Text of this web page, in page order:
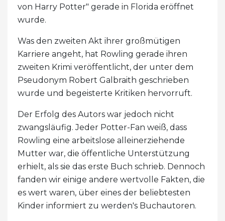
von Harry Potter" gerade in Florida eröffnet
wurde.
Was den zweiten Akt ihrer großmütigen
Karriere angeht, hat Rowling gerade ihren
zweiten Krimi veröffentlicht, der unter dem
Pseudonym Robert Galbraith geschrieben
wurde und begeisterte Kritiken hervorruft.
Der Erfolg des Autors war jedoch nicht
zwangsläufig. Jeder Potter-Fan weiß, dass
Rowling eine arbeitslose alleinerziehende
Mutter war, die öffentliche Unterstützung
erhielt, als sie das erste Buch schrieb. Dennoch
fanden wir einige andere wertvolle Fakten, die
es wert waren, über eines der beliebtesten
Kinder informiert zu werden's Buchautoren.